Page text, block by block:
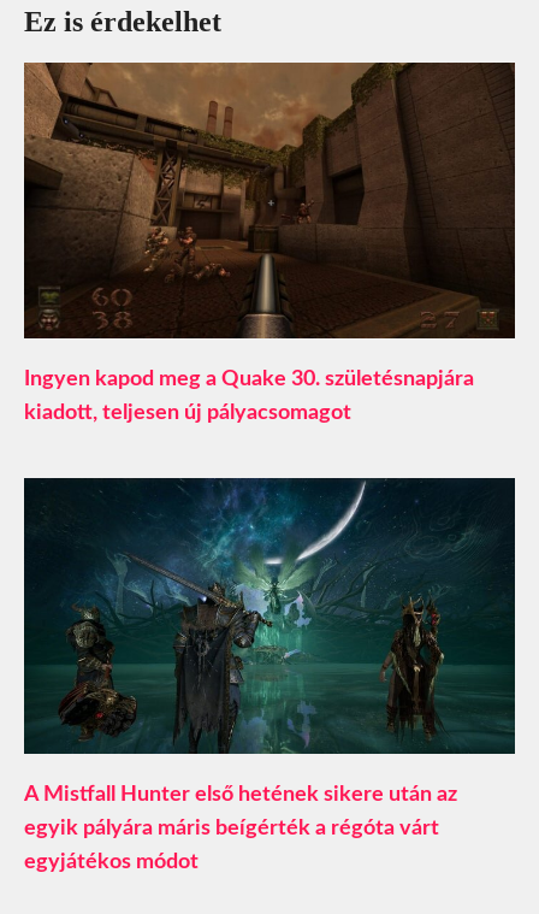
Ez is érdekelhet
Ingyen kapod meg a Quake 30. születésnapjára
kiadott, teljesen új pályacsomagot
A Mistfall Hunter első hetének sikere után az
egyik pályára máris beígérték a régóta várt
egyjátékos módot